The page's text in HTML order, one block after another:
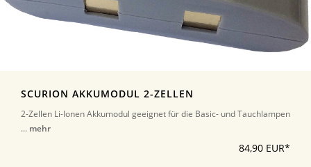
SCURION AKKUMODUL 2-ZELLEN
2-Zellen Li-Ionen Akkumodul geeignet für die Basic- und Tauchlampen
... mehr
84,90 EUR*